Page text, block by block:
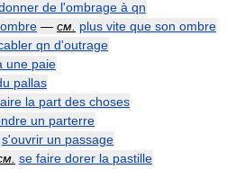
de l'ombrage à qn
— см. plus vite que son ombre
qn d'outrage
une paie
pallas
la part des choses
un parterre
s'ouvrir un passage
se faire dorer la pastille